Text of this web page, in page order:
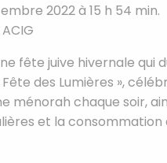
2022 à 15 h 54 min.
fête juive hivernale qui
Fête des Lumières »,
ménorah chaque soir,
et la consommation